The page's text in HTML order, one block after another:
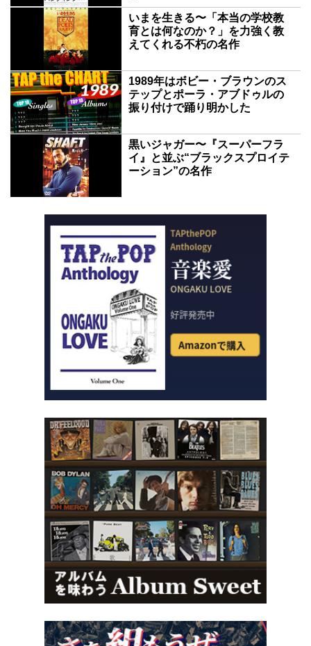
いまを生きる〜「本当の学校教
育とは何なのか？」を力強く教
えてくれる不朽の名作
1989年はボビー・ブラウンのス
テップとポーラ・アブドゥルの
振り付けで踊り明かした
黒いジャガー〜『スーパーフラ
イ』と並ぶ“ブラックスプロイテ
ーション”の名作